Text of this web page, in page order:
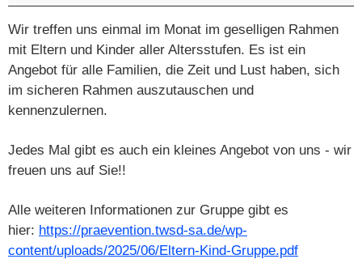
Wir treffen uns einmal im Monat im geselligen Rahmen
mit Eltern und Kinder aller Altersstufen. Es ist ein
Angebot für alle Familien, die Zeit und Lust haben, sich
im sicheren Rahmen auszutauschen und
kennenzulernen.
Jedes Mal gibt es auch ein kleines Angebot von uns - wir
freuen uns auf Sie!!
Alle weiteren Informationen zur Gruppe gibt es
hier: https://praevention.twsd-sa.de/wp-
content/uploads/2025/06/Eltern-Kind-Gruppe.pdf